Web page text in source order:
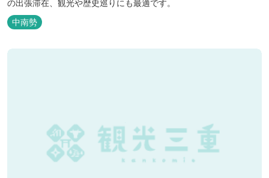
の出張滞在、観光や歴史巡りにも最適です。
中南勢